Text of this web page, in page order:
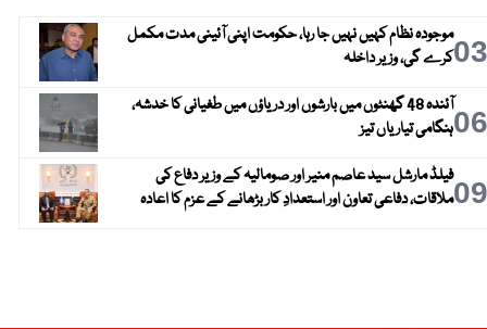
03موجودہ نظام کہیں نہیں جا رہا، حکومت اپنی آئینی مدت مکمل
کرے گی، وزیر داخلہ
06
آئندہ 48 گھنٹوں میں بارشوں اور دریاؤں میں طغیانی کا خدشہ،
ہنگامی تیاریاں تیز
09فیلڈ مارشل سید عاصم منیر اور صومالیہ کے وزیر دفاع کی
ملاقات، دفاعی تعاون اور استعدادِ کار بڑھانے کے عزم کا اعادہ